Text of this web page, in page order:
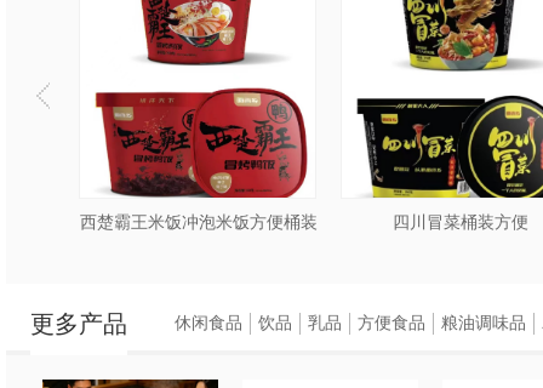
西楚霸王米饭冲泡米饭方便桶装 四川冒菜桶装方便
更多产品 休闲食品 饮品 乳品 方便食品 粮油调味品